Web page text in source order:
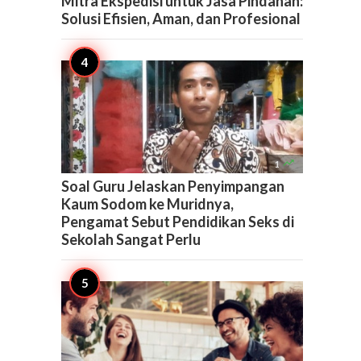
Solusi Efisien, Aman, dan Profesional
1 
Soal Guru Jelaskan Penyimpangan
Kaum Sodom ke Muridnya,
Pengamat Sebut Pendidikan Seks di
Sekolah Sangat Perlu